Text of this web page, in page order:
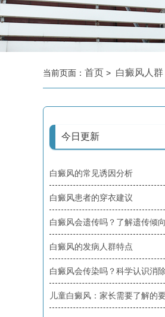
当前页面： 首页 > 白癜风人群
今日更新
白癜风的常见诱因分析
白癜风患者的穿衣建议
白癜风会遗传吗？了解遗传倾向
白癜风的发病人群特点
白癜风会传染吗？科学认识消
儿童白癜风：家长需要了解的